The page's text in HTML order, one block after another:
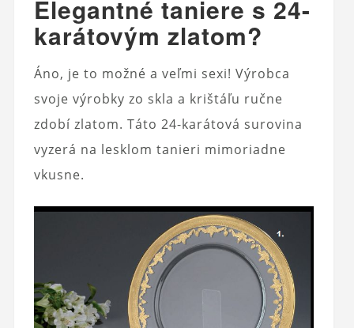
Elegantné taniere s 24-
karátovým zlatom?
Áno, je to možné a veľmi sexi! Výrobca
svoje výrobky zo skla a krištáľu ručne
zdobí zlatom. Táto 24-karátová surovina
vyzerá na lesklom tanieri mimoriadne
vkusne.